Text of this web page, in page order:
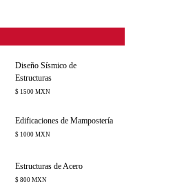
Diseño Sísmico de
Estructuras
$ 1500 MXN
Edificaciones de Mampostería
$ 1000 MXN
Estructuras de Acero
$ 800 MXN